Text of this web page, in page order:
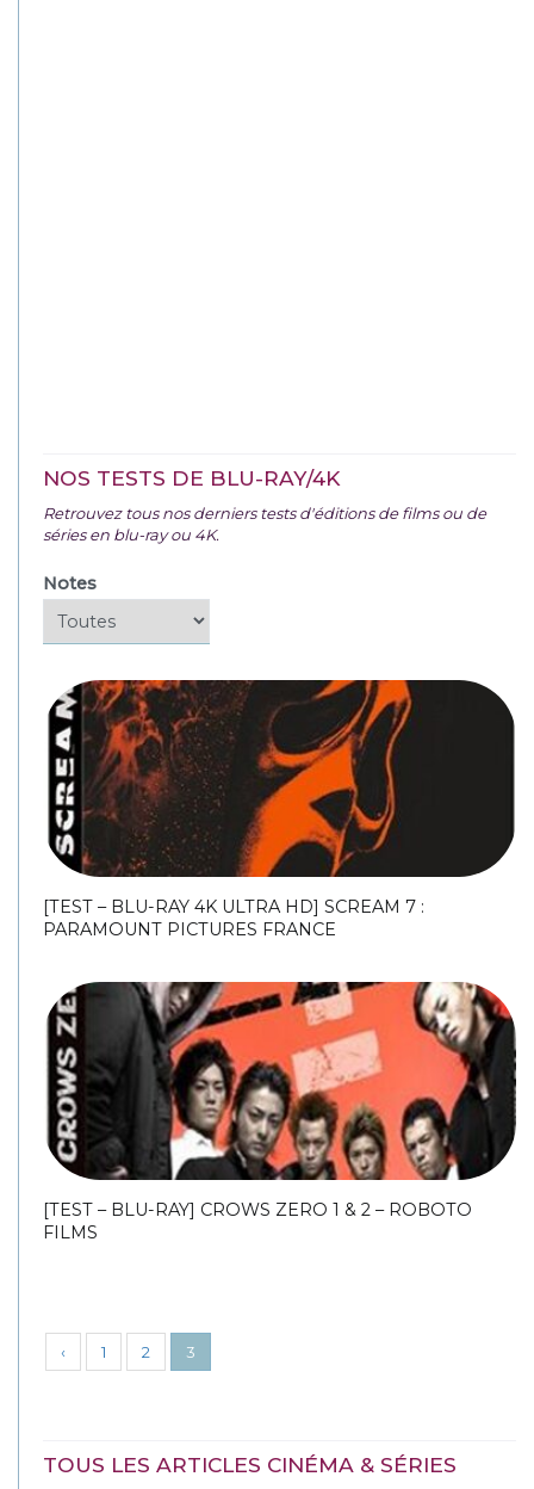
NOS TESTS DE BLU-RAY/4K
Retrouvez tous nos derniers tests d'éditions de films ou de
séries en blu-ray ou 4K.
Notes
[TEST – BLU-RAY 4K ULTRA HD] SCREAM 7 :
PARAMOUNT PICTURES FRANCE
[TEST – BLU-RAY] CROWS ZERO 1 & 2 – ROBOTO
FILMS
‹ 1 2 3
TOUS LES ARTICLES CINÉMA & SÉRIES